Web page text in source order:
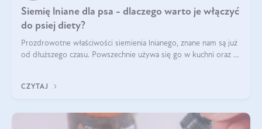
Siemię lniane dla psa - dlaczego warto je włączyć
do psiej diety?
Prozdrowotne właściwości siemienia lnianego, znane nam są już
od dłuższego czasu. Powszechnie używa się go w kuchni oraz w
CZYTAJ